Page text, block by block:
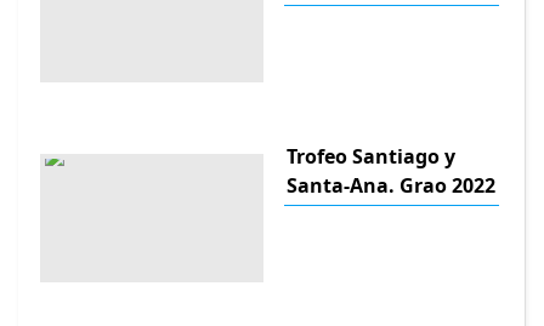
Trofeo Santiago y
Santa-Ana. Grao 2022